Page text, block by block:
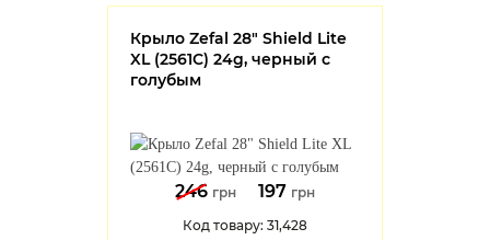
Крыло Zefal 28" Shield Lite
XL (2561C) 24g, черный с
голубым
246 грн 197 грн
Код товару: 31,428